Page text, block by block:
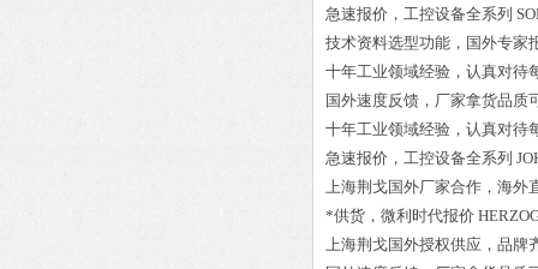
急速报价，工控设备全系列
技术资料选型功能，国外专家
十年工业领域经验，认真对待
国外速度反馈，厂家拿货品质
十年工业领域经验，认真对待
急速报价，工控设备全系列
上海荆戈国外厂家合作，海外
*供货，微利时代报价
上海荆戈国外授权供应，品牌